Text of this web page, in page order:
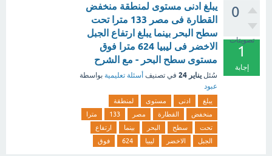
0
تصويتات
1
إجابة
يبلغ ادنى مستوى لمنطقة منخفض
القطارة فى مصر 133 مترا تحت
سطح البحر بينما يبلغ ارتفاع الجبل
الاخضر فى ليبيا 624 مترا فوق
مستوى سطح البحر - مع الشرح
سُئل يناير 24 في تصنيف أسئلة تعليمية بواسطة
عبود
يبلغ ادنى مستوى
لمنطقة
منخفض
القطارة مصر 133
مترا
تحت
سطح البحر بينما
ارتفاع
الجبل
الاخضر ليبيا 624 فوق